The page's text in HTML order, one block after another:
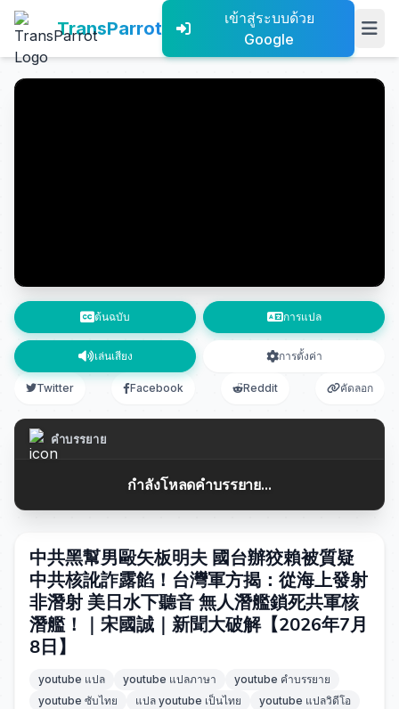
TransParrot
เข้าสู่ระบบด้วย
Google
ต้นฉบับ การแปล
เล่นเสียง การตั้งค่า
Twitter Facebook Reddit คัดลอก
คำบรรยาย
กำลังโหลดคำบรรยาย...
中共黑幫男毆矢板明夫 國台辦狡賴被質疑
中共核訛詐露餡！台灣軍方揭：從海上發射
非潛射 美日水下聽音 無人潛艦鎖死共軍核
潛艦！｜宋國誠｜新聞大破解【2026年7月
8日】
youtube แปล youtube แปลภาษา
youtube คำบรรยาย
youtube ซับไทย
แปล youtube เป็นไทย
youtube แปลวิดีโอ